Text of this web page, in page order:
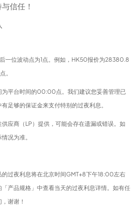
信任！
后一位波动点为1点。例如，HK50报价为28380.8
。
为平台时间的00:00点。我们建议您妥善管理已
足够的保证金来支付特别的过夜利息。
应商（LP）提供，可能会存在遗漏或错误。如
况为准。
过夜利息将在北京时间GMT+8下午18:00左右
产品规格」中查看当天的过夜利息详情。如有任
谢谢！